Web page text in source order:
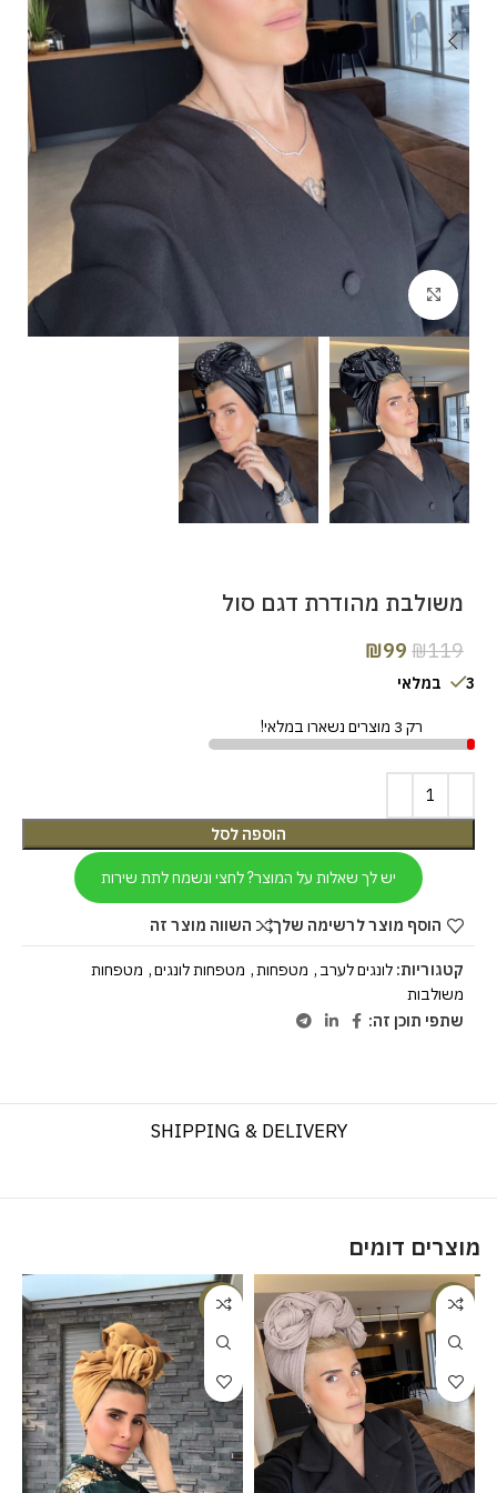
Click to enlarge
משולבת מהודרת דגם סול
₪119
₪99
3 במלאי
רק 3 מוצרים נשארו במלאי!
הוספה לסל
יש לך שאלות על המוצר? לחצי ונשמח לתת שירות
הוסף מוצר לרשימה שלך השווה מוצר זה
קטגוריות: לונגים לערב , מטפחות, מטפחות לונגים, מטפחות
משולבות
שתפי תוכן זה:
SHIPPING & DELIVERY
מוצרים דומים
-20%
-20%